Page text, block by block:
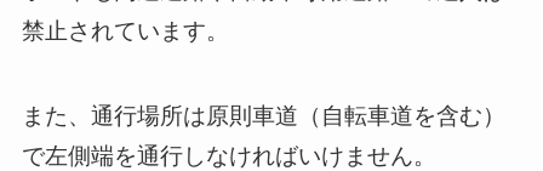
禁止されています。
また、通行場所は原則車道（自転車道を含む）
で左側端を通行しなければいけません。